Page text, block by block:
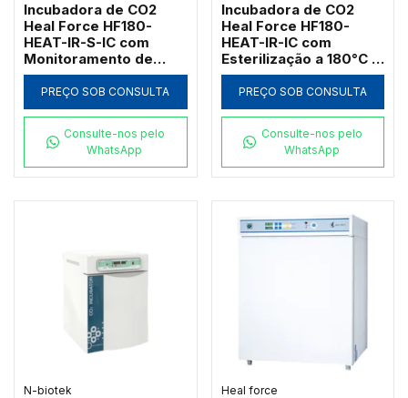
Incubadora de CO2
Heal Force HF180-
HEAT-IR-S-IC com
Monitoramento de
Umidade
PREÇO SOB CONSULTA
Consulte-nos pelo
WhatsApp
Incubadora de CO2
Heal Force HF180-
HEAT-IR-IC com
Esterilização a 180°C e
Sensor IR
PREÇO SOB CONSULTA
Consulte-nos pelo
WhatsApp
N-biotek Heal force